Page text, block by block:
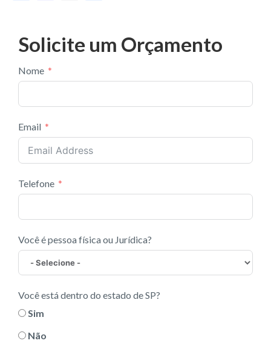
b
o
o
k
d
n
l
e
Solicite um Orçamento
Nome
Email
Telefone
Você é pessoa física ou Jurídica?
Você está dentro do estado de SP?
Sim
Não